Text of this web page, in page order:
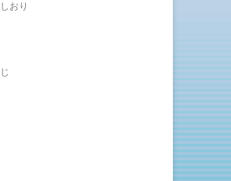
おり